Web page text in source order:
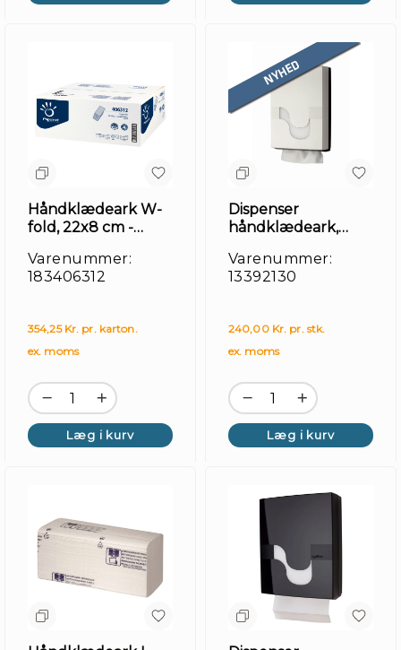
Håndklædeark W-
fold, 22x8 cm -
Varenummer:
183406312
354,25 Kr. pr. karton.
ex. moms
Læg i kurv
Dispenser
håndklædeark,
Varenummer:
13392130
240,00 Kr. pr. stk.
ex. moms
Læg i kurv